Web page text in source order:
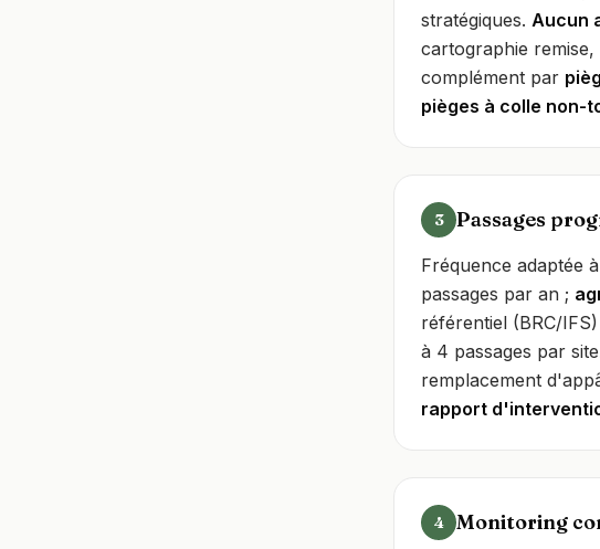
stratégiques. Aucun
cartographie
complément par
pièges à colle non-
3 Passages
Fréquence adaptée
passages par an ;
référentiel (BRC/IFS)
à 4 passages par
remplacement
rapport
4 Monitoring